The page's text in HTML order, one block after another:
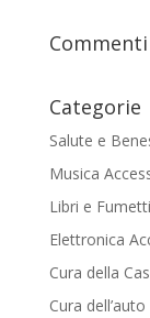
Categorie
Salute e
Musica
Libri e Fumetti
Elettronica
Cura della
Cura dell’auto